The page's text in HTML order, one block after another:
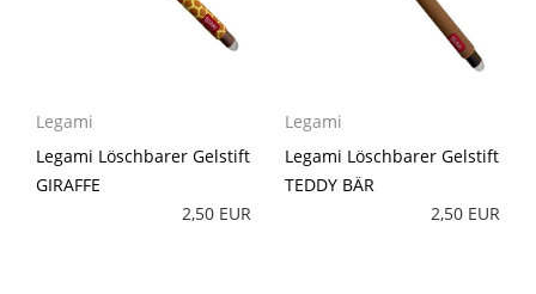
Legami
Legami Löschbarer Gelstift
GIRAFFE
2,50 EUR
Legami
Legami Löschbarer Gelstift
TEDDY BÄR
2,50 EUR